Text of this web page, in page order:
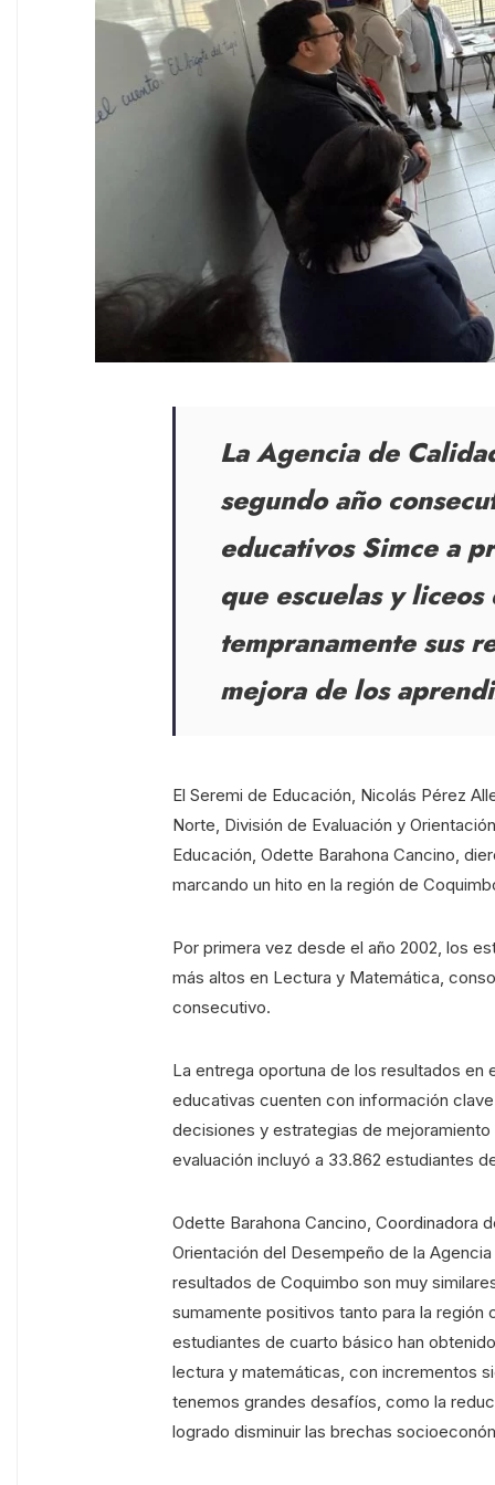
La Agencia de
segundo año
educativos Simce a
que escuelas y
tempranamente sus
mejora de los
El Seremi de Educación, Nicolás Pérez
Norte, División de Evaluación y
Educación, Odette Barahona Cancino,
marcando un hito en la región de
Por primera vez desde el año 2002, los
más altos en Lectura y Matemática,
consecutivo.
La entrega oportuna de los resultados
educativas cuenten con información
decisiones y estrategias de
evaluación incluyó a 33.862 estudiantes
Odette Barahona Cancino, Coordinadora
Orientación del Desempeño de la
resultados de Coquimbo son muy
sumamente positivos tanto para la región
estudiantes de cuarto básico han
lectura y matemáticas, con incrementos
tenemos grandes desafíos, como la
logrado disminuir las brechas